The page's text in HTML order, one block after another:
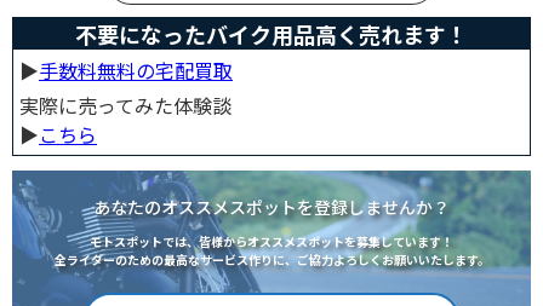
不要になったバイク用品高く売れます！
▶︎手数料無料の宅配買取
実際に売ってみた体験談
▶︎こちら
あなたのオススメスポットを登録しませんか？
モトスポットでは、皆様からオススメスポットを募集しています！
全ライダーのための最高なサービス作りに、ご協力よろしくお願いいたします。